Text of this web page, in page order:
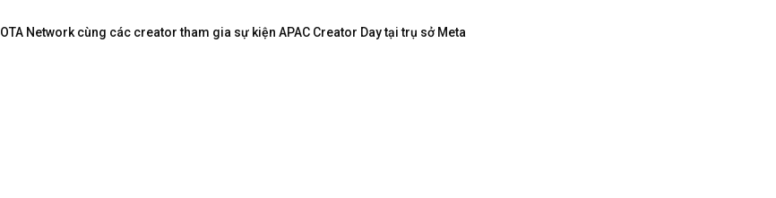
OTA Network cùng các creator tham gia sự kiện APAC Creator Day tại trụ sở Meta